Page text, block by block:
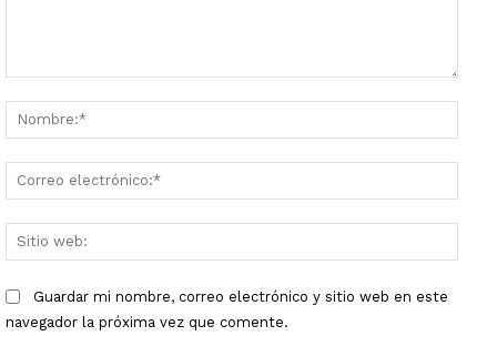
web:
Guardar mi nombre, correo electrónico y sitio web en este
navegador la próxima vez que comente.